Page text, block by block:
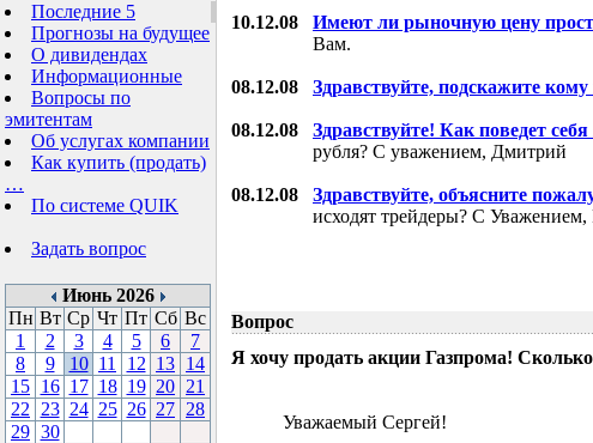
Последние 5
Прогнозы на будущее
О дивидендах
Информационные
Вопросы по
эмитентам
Об услугах компании
Как купить (продать)
…
По системе QUIK
Задать вопрос
Июнь 2026
Пн Вт Ср Чт Пт Сб Вс
1
2 3 4 5 6
7
8
9 10 11 12 13 14
15 16 17 18 19 20 21
22
23 24 25 26 27 28
29 30
10.12.08 Имеют ли рыночную цену
Вам.
08.12.08 Здравствуйте, подскажите
08.12.08 Здравствуйте! Как поведет
рубля? С уважением, Дмитрий
08.12.08 Здравствуйте, объясните
исходят трейдеры? С Уважением,
Вопрос
Я хочу продать акции Газпрома!
Уважаемый Сергей!